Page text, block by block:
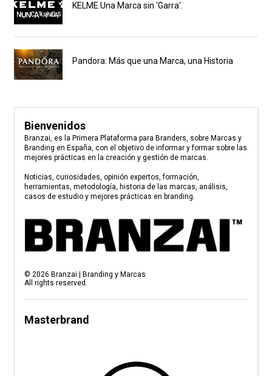
KELME.Una Marca sin 'Garra'.
Pandora: Más que una Marca, una Historia
Bienvenidos
Branzai, es la Primera Plataforma para Branders, sobre Marcas y
Branding en España, con el objetivo de informar y formar sobre las
mejores prácticas en la creación y gestión de marcas.
Noticias, curiosidades, opinión expertos, formación,
herramientas, metodología, historia de las marcas, análisis,
casos de estudio y mejores prácticas en branding.
© 2026 Branzai | Branding y Marcas
All rights reserved.
Masterbrand